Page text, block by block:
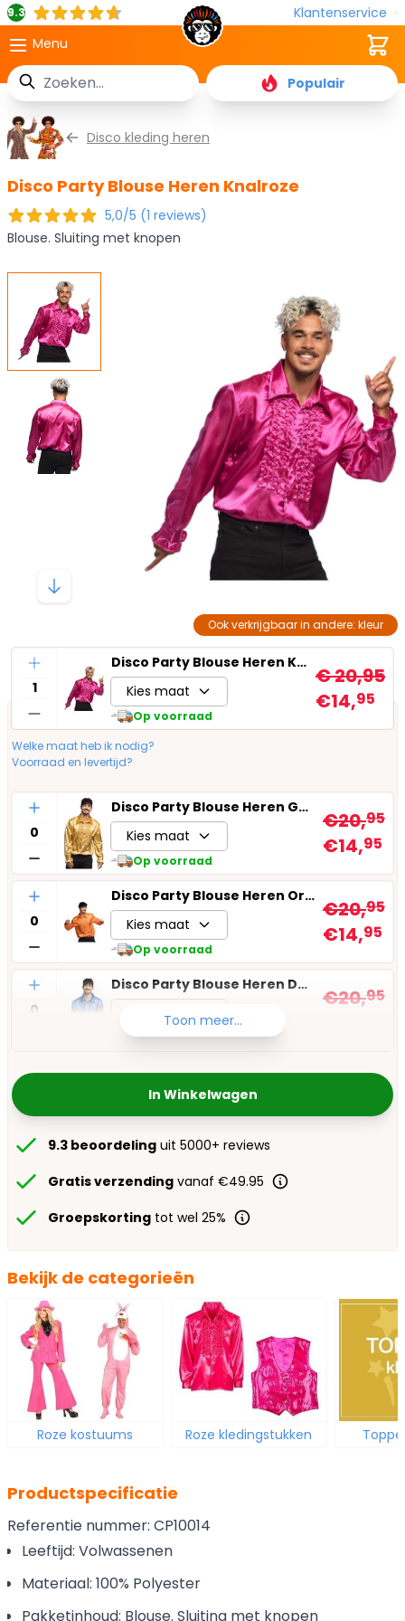
9.3
Klantenservice
Menu
Zoek
Populair
Cart
Disco kleding heren
Disco Party Blouse Heren Knalroze
5,0/5 (1 reviews)
Blouse. Sluiting met knopen
Ook verkrijgbaar in andere: kleur
Aantal
Disco Party Blouse Heren Knalroze
Kies maat
Op voorraad
€ 20,95
€14,95
Welke maat heb ik nodig?
Voorraad en levertijd?
Aantal
Disco Party Blouse Heren Goud
Kies maat
Op voorraad
€20,95
€14,95
Aantal
Disco Party Blouse Heren Oranje
Kies maat
Op voorraad
€20,95
€14,95
Aantal
Disco Party Blouse Heren Donkerblauw
Kies maat
Op voorraad
€20,95
Toon meer...
In Winkelwagen
9.3 beoordeling uit 5000+ reviews
Gratis verzending vanaf €49.95
Groepskorting tot wel 25%
Bekijk de categorieën
Roze kostuums Roze kledingstukken
Productspecificatie
Referentie nummer: CP10014
Leeftijd: Volwassenen
Materiaal: 100% Polyester
Pakketinhoud: Blouse. Sluiting met knopen